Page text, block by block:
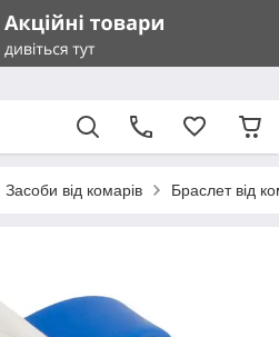
Засоби від комарів Браслет від